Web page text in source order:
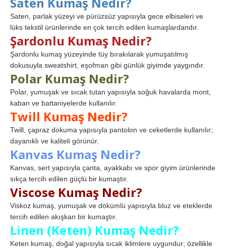
Saten, parlak yüzeyi ve pürüzsüz yapısıyla gece elbiseleri ve
lüks tekstil ürünlerinde en çok tercih edilen kumaşlardandır.
Şardonlu Kumaş Nedir?
Şardonlu kumaş yüzeyinde tüy bırakılarak yumuşatılmış
dokusuyla sweatshirt, eşofman gibi günlük giyimde yaygındır.
Polar Kumaş Nedir?
Polar, yumuşak ve sıcak tutan yapısıyla soğuk havalarda mont,
kaban ve battaniyelerde kullanılır.
Twill Kumaş Nedir?
Twill, çapraz dokuma yapısıyla pantolon ve ceketlerde kullanılır;
dayanıklı ve kaliteli görünür.
Kanvas Kumaş Nedir?
Kanvas, sert yapısıyla çanta, ayakkabı ve spor giyim ürünlerinde
sıkça tercih edilen güçlü bir kumaştır.
Viscose Kumaş Nedir?
Viskoz kumaş, yumuşak ve dökümlü yapısıyla bluz ve eteklerde
tercih edilen akışkan bir kumaştır.
Linen (Keten) Kumaş Nedir?
Keten kumaş, doğal yapısıyla sıcak iklimlere uygundur; özellikle